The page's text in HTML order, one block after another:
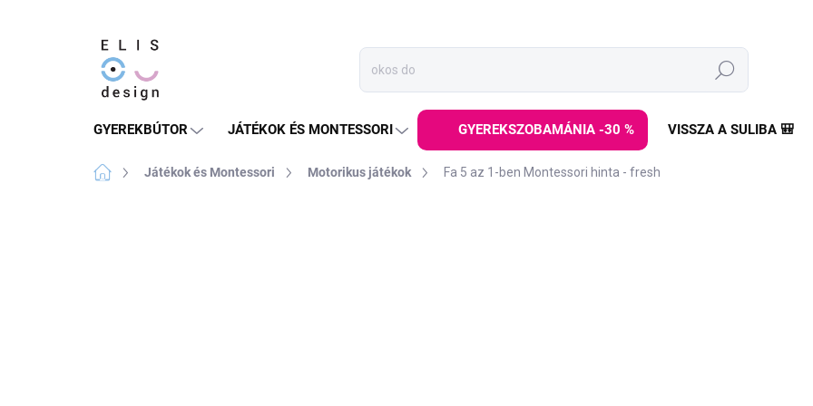
Keresés
GYEREKBÚTOR JÁTÉKOK ÉS MONTESSORI GYEREKSZOBAMÁNIA -30 % VISSZA A SULIBA 🎒
KezdőlapJátékok és Montessori Motorikus játékok Fa 5 az 1-ben Montessori hinta - fresh